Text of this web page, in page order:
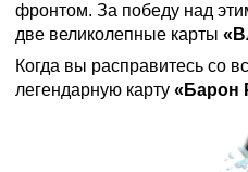
фронтом. За победу над
две великолепные карты
Когда вы расправитесь со
легендарную карту «Барон